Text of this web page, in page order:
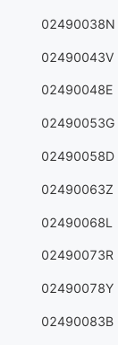
02490038N
02490043V
02490048E
02490053G
02490058D
02490063Z
02490068L
02490073R
02490078Y
02490083B